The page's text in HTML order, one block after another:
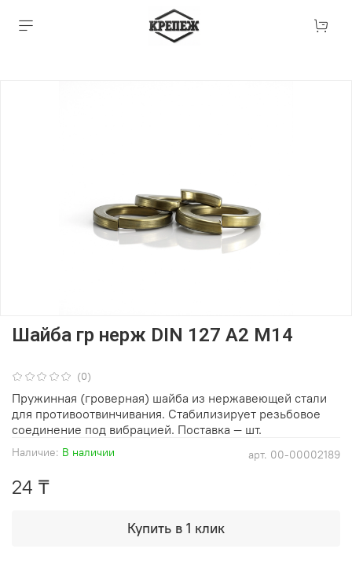
(0)
арт. 00-00002189
Наличие: В наличии
Шайба гр нерж DIN 127 А2 М14
24 ₸
Купить в 1 клик
Пружинная (гроверная) шайба из нержавеющей стали
для противоотвинчивания. Стабилизирует резьбовое
соединение под вибрацией. Поставка — шт.